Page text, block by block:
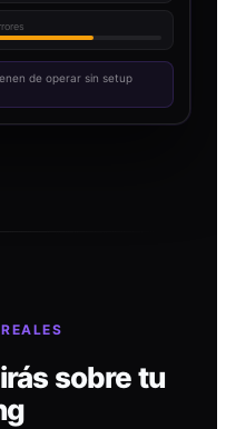
de operar sin setup
sobre tu